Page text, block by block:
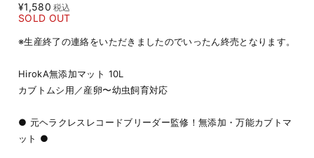
¥1,580 税込
SOLD OUT
※生産終了の連絡をいただきましたのでいったん終売となります。
HirokA無添加マット 10L
カブトムシ用／産卵〜幼虫飼育対応
● 元ヘラクレスレコードブリーダー監修！無添加・万能カブトマ
ット ●